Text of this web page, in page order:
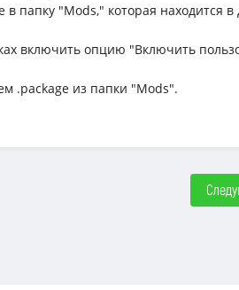
папку "Mods," которая находится в
включить опцию "Включить
.package из папки "Mods".